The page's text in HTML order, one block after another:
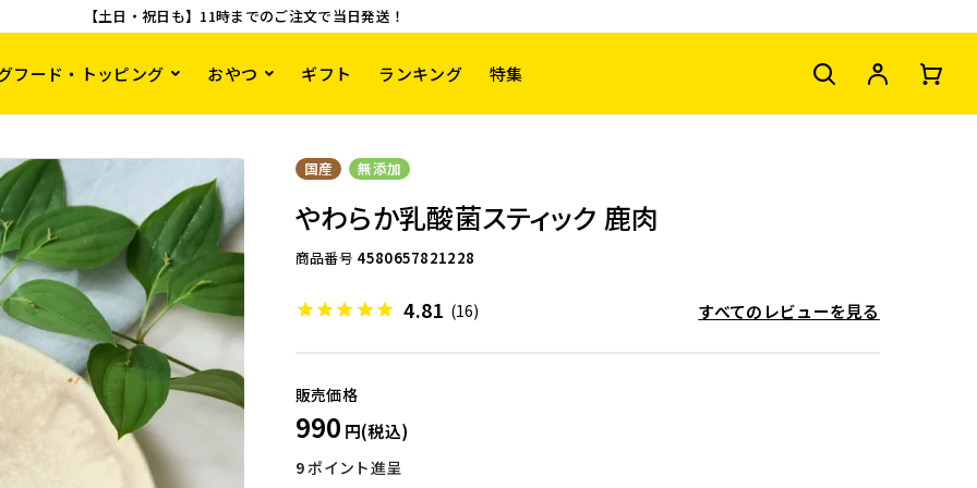
【土日・祝日も】11時までのご注文で当日発送！
フード・トッピング おやつ ギフト ランキング 特集
国産 無添加
やわらか乳酸菌スティック 鹿肉
商品番号 4580657821228
4.81 (16) すべてのレビューを見る
990
9ポイント進呈